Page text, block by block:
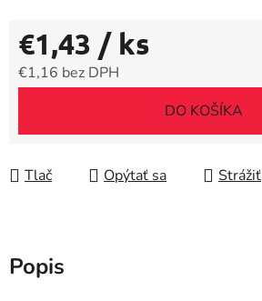
€1,43 / ks
€1,16 bez DPH
DO KOŠÍKA
Tlač Opýtať sa Strážiť
Popis